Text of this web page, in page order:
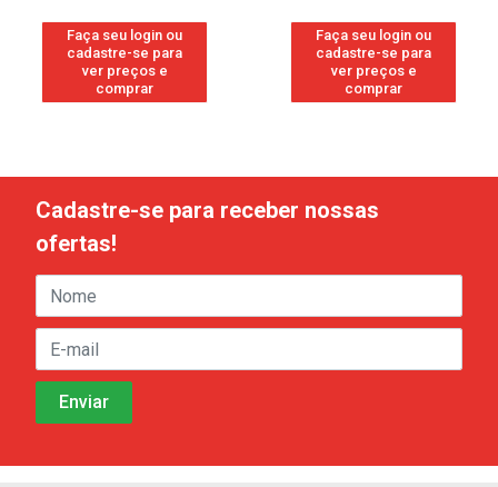
Faça seu login ou
cadastre-se para
ver preços e
comprar
Faça seu login ou
cadastre-se para
ver preços e
comprar
Cadastre-se para receber nossas
ofertas!